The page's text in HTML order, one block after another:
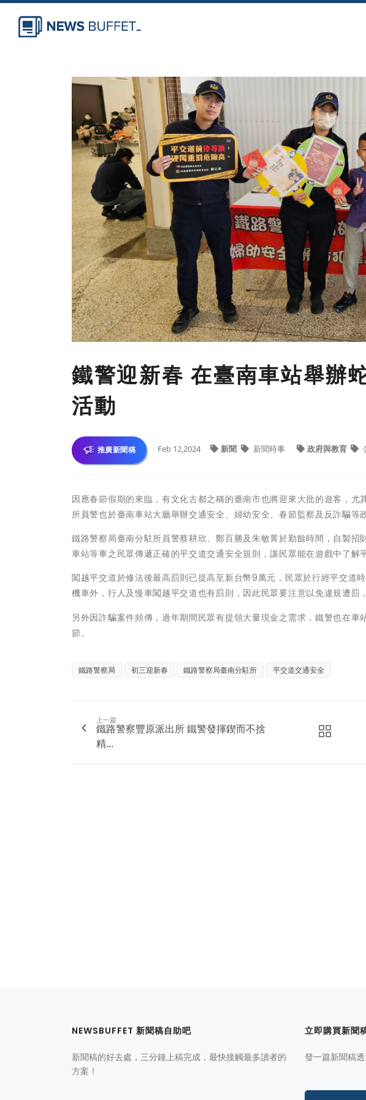
鐵警迎新春 在臺南車站舉辦
活動
推廣新聞稿 Feb 12,2024 新聞 新聞時事 政府與教育
因應春節假期的來臨，有文化古都之稱的臺南市也將迎來大批的遊客，
所員警也於臺南車站大廳舉辦交通安全、婦幼安全、春節監察及反詐騙等
鐵路警察局臺南分駐所員警蔡耕欣、鄭百勝及朱敏菁於勤餘時間，自製
車站等車之民眾傳遞正確的平交道交通安全規則，讓民眾能在遊戲中了解
闖越平交道於修法後最高罰則已提高至新台幣9萬元，民眾於行經平交道
機車外，行人及慢車闖越平交道也有罰則，因此民眾要注意以免違規遭罰
另外因詐騙案件頻傳，過年期間民眾有提領大量現金之需求，鐵警也在
節。
鐵路警察局 初三迎新春 鐵路警察局臺南分駐所 平交道交通安全
上一篇
鐵路警察豐原派出所 鐵警發揮鍥而不捨
精...
NEWSBUFFET 新聞稿自助吧
新聞稿的好去處，三分鐘上稿完成，最快接觸最多讀者的
方案！
立即購買新聞
發一篇新聞稿